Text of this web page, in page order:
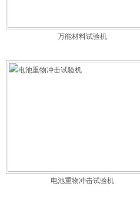
万能材料试验机
电池重物冲击试验机